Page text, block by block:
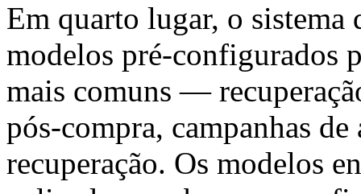
Em quarto lugar, o
modelos pré-configurados
mais comuns —
pós-compra, campanhas
recuperação. Os modelos